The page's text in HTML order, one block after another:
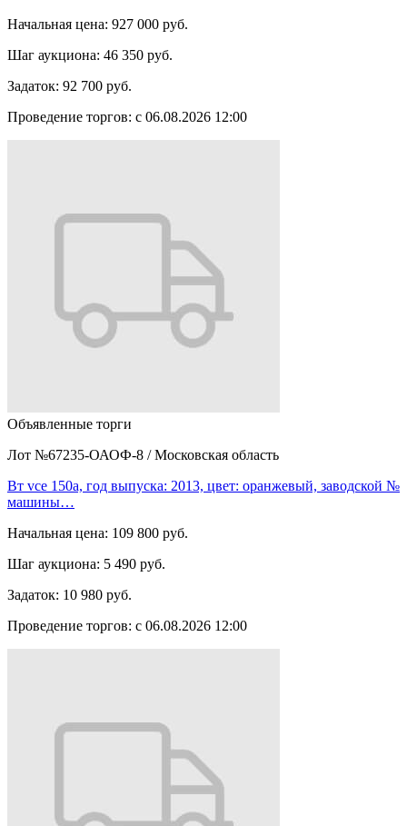
Начальная цена: 927 000 руб.
Шаг аукциона: 46 350 руб.
Задаток: 92 700 руб.
Проведение торгов: с 06.08.2026 12:00
Объявленные торги
Лот №67235-ОАОФ-8 / Московская область
Вт vce 150а, год выпуска: 2013, цвет: оранжевый, заводской №
машины…
Начальная цена: 109 800 руб.
Шаг аукциона: 5 490 руб.
Задаток: 10 980 руб.
Проведение торгов: с 06.08.2026 12:00